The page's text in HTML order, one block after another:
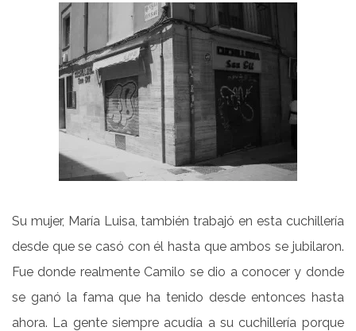
Su mujer, María Luisa, también trabajó en esta cuchillería
desde que se casó con él hasta que ambos se jubilaron.
Fue donde realmente Camilo se dio a conocer y donde
se ganó la fama que ha tenido desde entonces hasta
ahora. La gente siempre acudía a su cuchillería porque